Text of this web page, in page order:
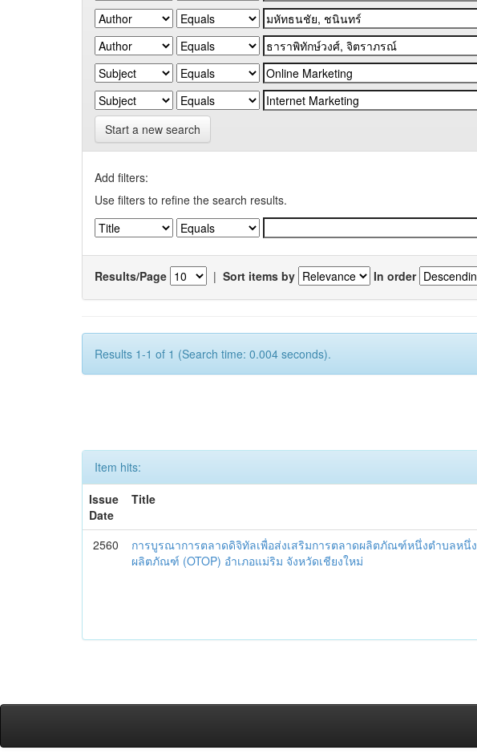
Start a new search
Add filters:
Use filters to refine the search results.
Results/Page | Sort items by In order
Results 1-1 of 1 (Search time: 0.004 seconds).
Item hits:
Issue
Date
Title
2560
การบูรณาการตลาดดิจิทัลเพื่อส่งเสริมการตลาดผลิตภัณฑ์หนึ่งตำบลหนึ่ง
ผลิตภัณฑ์ (OTOP) อำเภอแม่ริม จังหวัดเชียงใหม่